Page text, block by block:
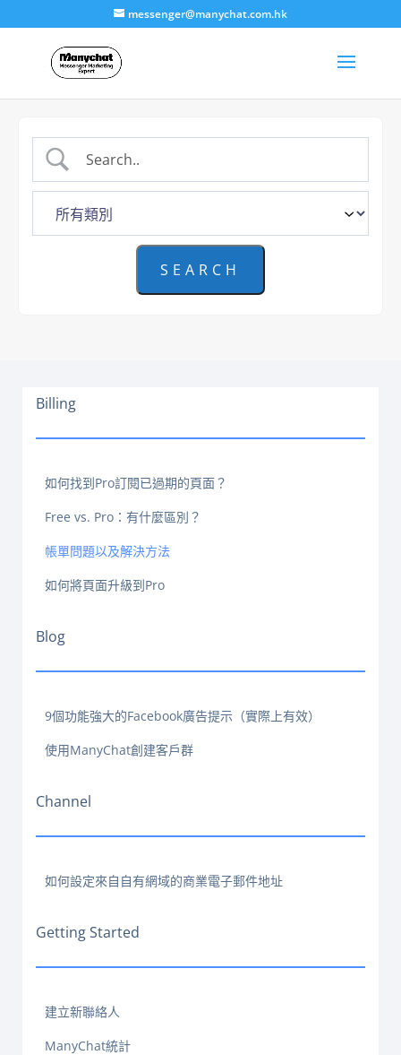
messenger@manychat.com.hk
Billing
如何找到Pro訂閱已過期的頁面？
Free vs. Pro：有什麼區別？
帳單問題以及解決方法
如何將頁面升級到Pro
Blog
9個功能強大的Facebook廣告提示（實際上有效）
使用ManyChat創建客戶群
Channel
如何設定來自自有網域的商業電子郵件地址
Getting Started
建立新聯絡人
ManyChat統計